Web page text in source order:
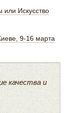
или Искусство
9-16 марта
качества и